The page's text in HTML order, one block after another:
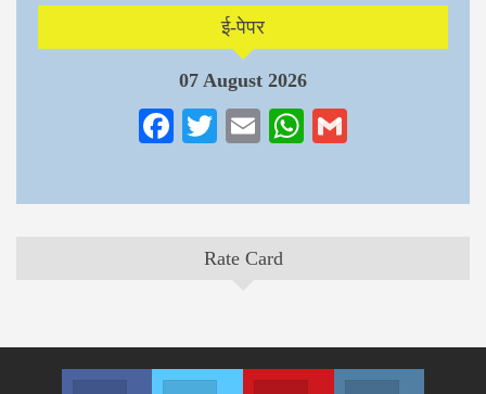
ई-पेपर
07 August 2026
Facebook
Twitter
EmailWhatsApp
Rate Card